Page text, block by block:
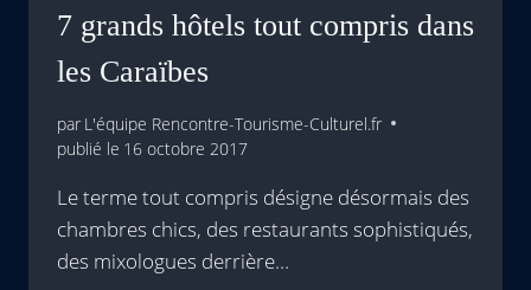
7 grands hôtels tout compris dans
les Caraïbes
par L'équipe Rencontre-Tourisme-Culturel.fr
publié le 16 octobre 2017
Le terme tout compris désigne désormais des
chambres chics, des restaurants sophistiqués,
des mixologues derrière…